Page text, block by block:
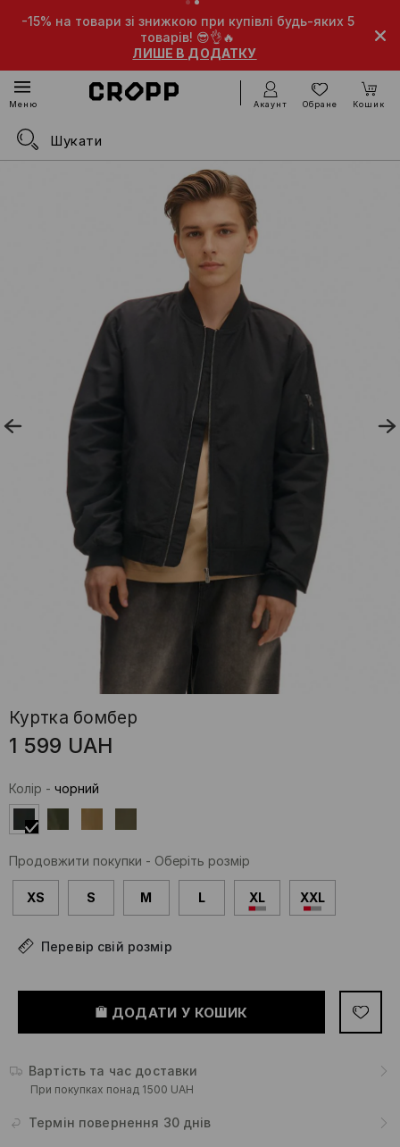
-15% на товари зі знижкою при купівлі будь-яких 5
товарів! 😎👌🔥
ЛИШЕ В ДОДАТКУ
Меню Акаунт Обране Кошик
Куртка бомбер
1 599 UAH
Колір - чорний
Продовжити покупки - Оберіть розмір
XS S M L XL XXL
Перевір свій розмір
ДОДАТИ У КОШИК
Вартість та час доставки
При покупках понад 1500 UAH
Термін повернення 30 днів